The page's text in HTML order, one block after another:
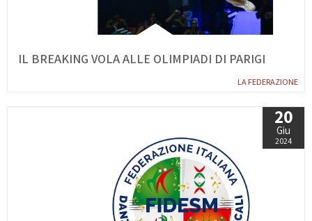
LA FEDERAZIONE
IL BREAKING VOLA ALLE OLIMPIADI DI PARIGI
20
Giu
2024